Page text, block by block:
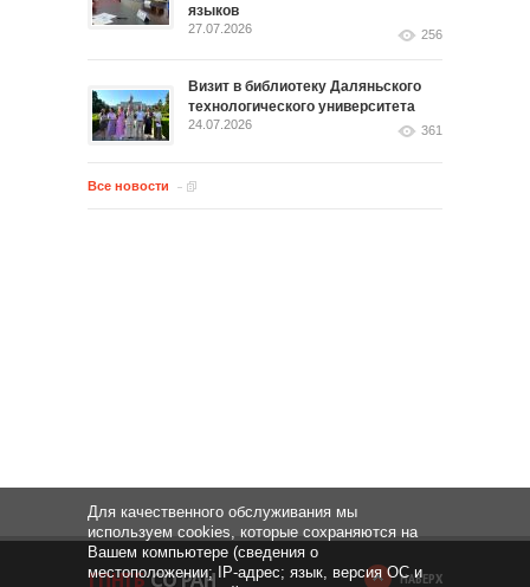
языков
27.07.2026 256
Визит в библиотеку Даляньского
технологического университета
24.07.2026 361
Все новости
НАВЕРХ
Для качественного обслуживания мы
используем cookies, которые сохраняются на
Вашем компьютере (сведения о
местоположении; IP-адрес; язык, версия ОС и